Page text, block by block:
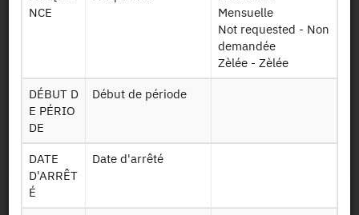
monnaie
NCE
Mensuelle
Not requested - Non
demandée
Zèlée - Zèlée
DÉBUT D
E PÉRIO
DE
Début de période
DATE
D'ARRÊT
É
Date d'arrêté
Persistent Identifier
2010-2021 : https://doi.org/10.34724/CASD.595.4591.V1